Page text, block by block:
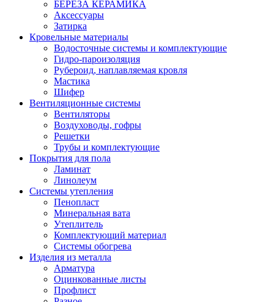
БЕРЕЗА КЕРАМИКА
Аксессуары
Затирка
Кровельные материалы
Водосточные системы и комплектующие
Гидро-пароизоляция
Рубероид, наплавляемая кровля
Мастика
Шифер
Вентиляционные системы
Вентиляторы
Воздуховоды, гофры
Решетки
Трубы и комплектующие
Покрытия для пола
Ламинат
Линолеум
Системы утепления
Пенопласт
Минеральная вата
Утеплитель
Комплектующий материал
Системы обогрева
Изделия из металла
Арматура
Оцинкованные листы
Профлист